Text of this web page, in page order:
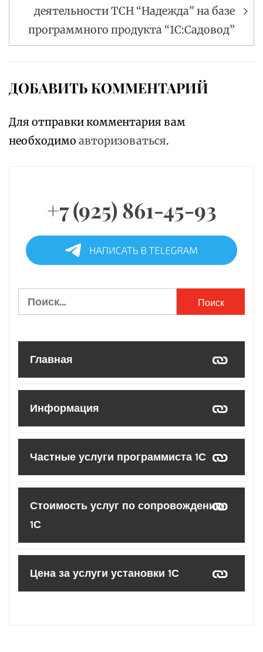
деятельности ТСН “Надежда” на базе
программного продукта “1С:Садовод”
ДОБАВИТЬ КОММЕНТАРИЙ
Для отправки комментария вам
необходимо авторизоваться.
+7 (925) 861-45-93
Найти:
Главная
Информация
Частные услуги программиста 1С
Стоимость услуг по сопровождению
1С
Цена за услуги установки 1С